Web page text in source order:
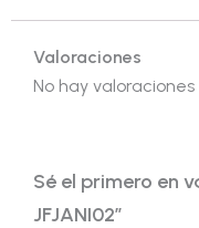
Valoraciones
No hay valoraciones
Sé el primero en
JFJANI02”